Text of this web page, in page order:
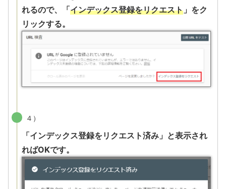
れるので、「インデックス登録をリクエスト 」をク
リックする。
４）
「インデックス登録をリクエスト済み」と表示され
ればOKです。